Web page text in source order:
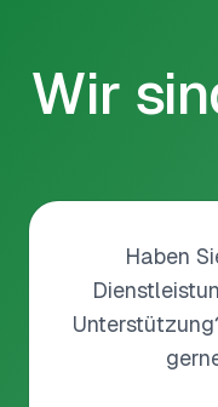
Wir
Haben